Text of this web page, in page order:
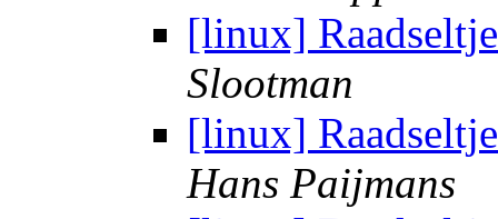
[linux]
Slootman
[linux]
Hans Paijmans